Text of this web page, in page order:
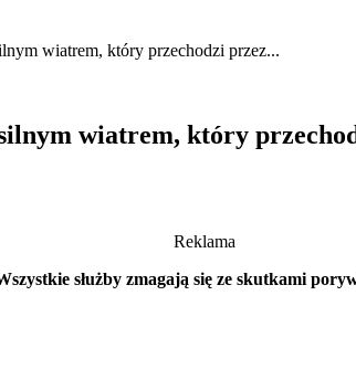
wiatrem, który przechodzi przez...
wiatrem, który
Reklama
służby zmagają się ze skutkami